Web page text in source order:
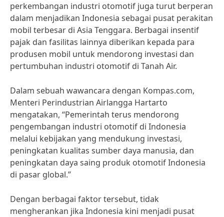
perkembangan industri otomotif juga turut berperan
dalam menjadikan Indonesia sebagai pusat perakitan
mobil terbesar di Asia Tenggara. Berbagai insentif
pajak dan fasilitas lainnya diberikan kepada para
produsen mobil untuk mendorong investasi dan
pertumbuhan industri otomotif di Tanah Air.
Dalam sebuah wawancara dengan Kompas.com,
Menteri Perindustrian Airlangga Hartarto
mengatakan, “Pemerintah terus mendorong
pengembangan industri otomotif di Indonesia
melalui kebijakan yang mendukung investasi,
peningkatan kualitas sumber daya manusia, dan
peningkatan daya saing produk otomotif Indonesia
di pasar global.”
Dengan berbagai faktor tersebut, tidak
mengherankan jika Indonesia kini menjadi pusat